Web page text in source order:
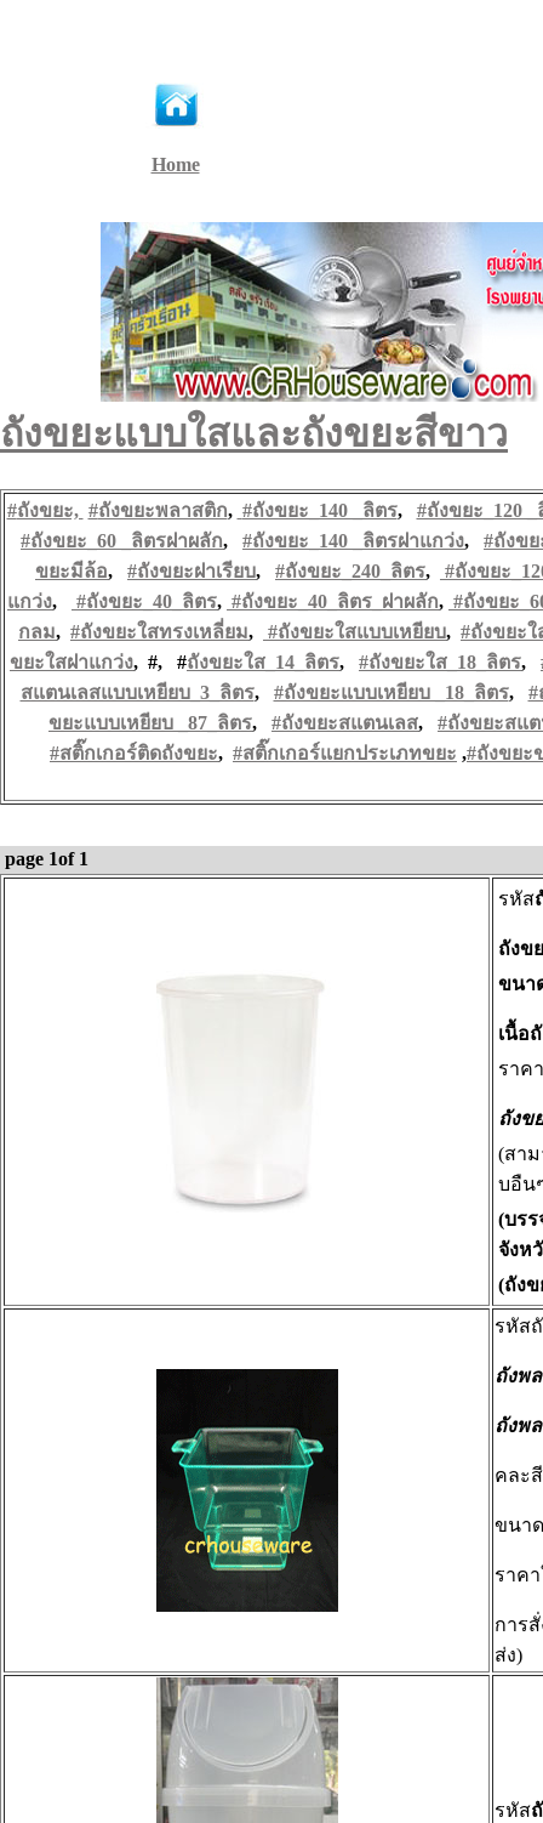
Home
ถังขยะแบบใสและถังขยะสีขาว
#ถังขยะ, #ถังขยะพลาสติก, #ถังขยะ_140 _ ลิตร, #ถังขยะ_120 _
#ถังขยะ_60 _ ลิตรฝาผลัก, #ถังขยะ_140 _ ลิตรฝาแกว่ง, #ถังขย
ขยะมีล้อ, #ถังขยะฝาเรียบ, #ถังขยะ_240_ ลิตร,
#ถังขยะ
แกว่ง, #ถังขยะ_40_ลิตร, #ถังขยะ_40_ลิตร_ฝาผลัก, #ถังขยะ
กลม, #ถังขยะใสทรงเหลี่ยม, #ถังขยะใสแบบเหยียบ, #ถังขยะใ
ขยะใสฝาแกว่ง, #, #ถังขยะใส_14_ ลิตร, #ถังขยะใส_18_ ลิตร,
สแตนเลสแบบเหยียบ_3_ ลิตร, #ถังขยะแบบเหยียบ _18_ ลิตร, #
ขยะแบบเหยียบ _87_ ลิตร, #ถังขยะสแตนเลส, #ถังขยะสแ
#สติ๊กเกอร์ติดถังขยะ, #สติ๊กเกอร์แยกประเภทขยะ ,#ถังขยะ
page 1of 1
รหัส
ถังข
ขนา
เนื้อ
ราคา
ถังข
(สา
บอืน
(บรร
จังห
(ถังข
รหัส
ถังพ
ถังพ
คละ
ขนา
ราค
การ
ส่ง)
รหัส